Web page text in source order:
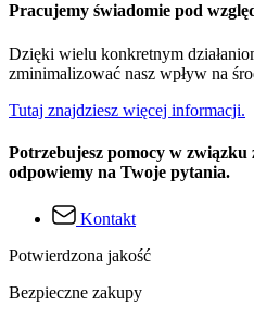
Pracujemy świadomie pod
Dzięki wielu konkretnym
zminimalizować nasz wpływ na
Tutaj znajdziesz więcej informacji.
Potrzebujesz pomocy w związku
odpowiemy na Twoje pytania.
Kontakt
Potwierdzona jakość
Bezpieczne zakupy